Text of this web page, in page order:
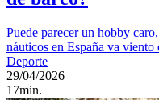
Puede parecer un hobby
náuticos en España va
Deporte
29/04/2026
17min.